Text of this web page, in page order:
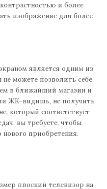
и более
изображение для более
является одним из
можете позволить себе
в ближайший магазин и
ЖК-видишь, не получить
который соответствует
вы требуете, чтобы
приобретения.
плоский телевизор на